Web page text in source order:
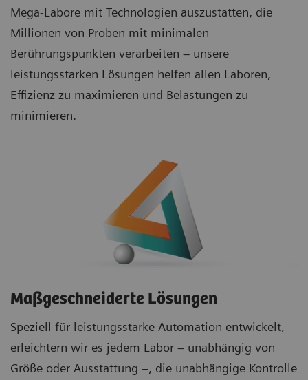
Mega-Labore mit Technologien auszustatten, die
Millionen von Proben mit minimalen
Berührungspunkten verarbeiten – unsere
leistungsstarken Lösungen helfen allen Laboren,
Effizienz zu maximieren und Belastungen zu
minimieren.
Maßgeschneiderte Lösungen
Speziell für leistungsstarke Automation entwickelt,
erleichtern wir es jedem Labor – unabhängig von
Größe oder Ausstattung –, die unabhängige Kontrolle